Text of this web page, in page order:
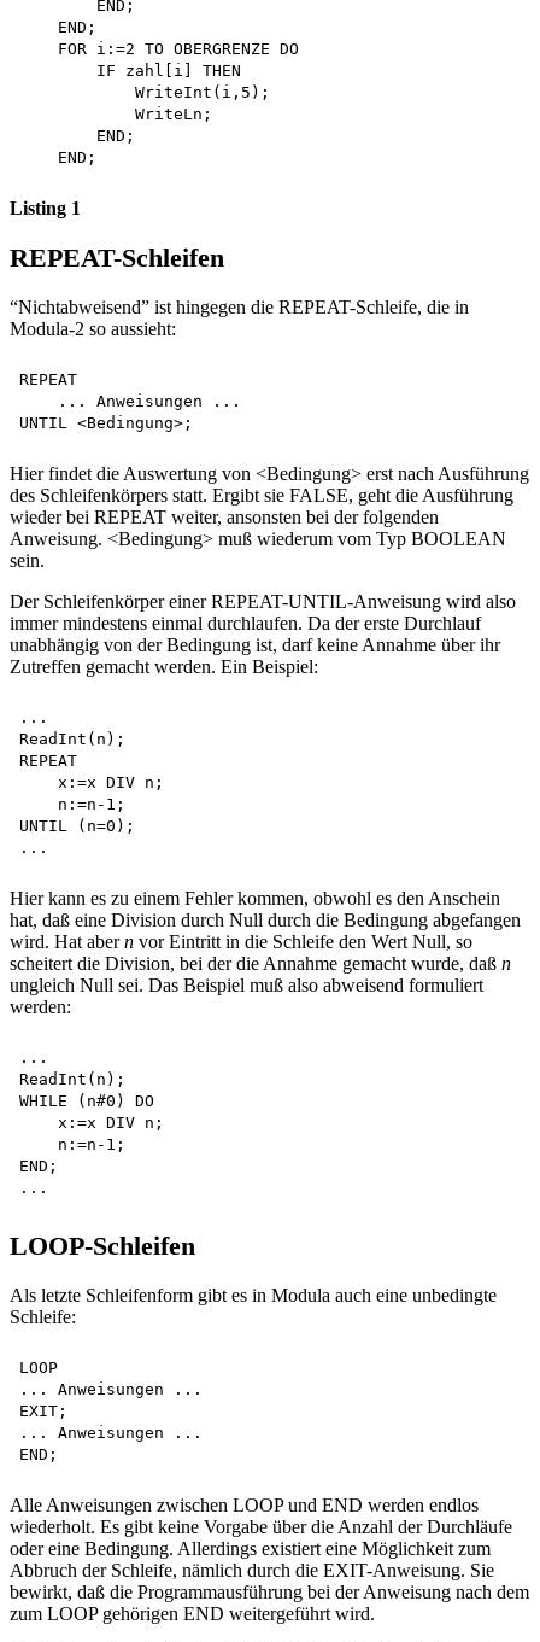
        END;
    END;
    FOR i:=2 TO OBERGRENZE DO
        IF zahl[i] THEN
            WriteInt(i,5);
            WriteLn;
        END;
Listing 1
REPEAT-Schleifen
“Nichtabweisend” ist hingegen die REPEAT-Schleife, die in
Modula-2 so aussieht:
REPEAT
    ... Anweisungen ...
Hier findet die Auswertung von <Bedingung> erst nach Ausführung
des Schleifenkörpers statt. Ergibt sie FALSE, geht die Ausführung
wieder bei REPEAT weiter, ansonsten bei der folgenden
Anweisung. <Bedingung> muß wiederum vom Typ BOOLEAN
sein.
Der Schleifenkörper einer REPEAT-UNTIL-Anweisung wird also
immer mindestens einmal durchlaufen. Da der erste Durchlauf
unabhängig von der Bedingung ist, darf keine Annahme über ihr
Zutreffen gemacht werden. Ein Beispiel:
...
ReadInt(n);
REPEAT
    x:=x DIV n;
    n:=n-1;
UNTIL (n=0);
Hier kann es zu einem Fehler kommen, obwohl es den Anschein
hat, daß eine Division durch Null durch die Bedingung abgefangen
wird. Hat abern vor Eintritt in die Schleife den Wert Null, so
scheitert die Division, bei der die Annahme gemacht wurde, daß n
ungleich Null sei. Das Beispiel muß also abweisend formuliert
werden:
...
ReadInt(n);
WHILE (n#0) DO
    x:=x DIV n;
    n:=n-1;
END;
LOOP-Schleifen
Als letzte Schleifenform gibt es in Modula auch eine unbedingte
Schleife:
LOOP
... Anweisungen ...
EXIT;
... Anweisungen ...
Alle Anweisungen zwischen LOOP und END werden endlos
wiederholt. Es gibt keine Vorgabe über die Anzahl der Durchläufe
oder eine Bedingung. Allerdings existiert eine Möglichkeit zum
Abbruch der Schleife, nämlich durch die EXIT-Anweisung. Sie
bewirkt, daß die Programmausführung bei der Anweisung nach dem
zum LOOP gehörigen END weitergeführt wird.